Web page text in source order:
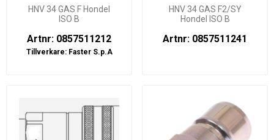
HNV 34 GAS F Hondel
ISO B
Artnr: 0857511212
Tillverkare: Faster S.p.A
HNV 34 GAS F2/SY
Hondel ISO B
Artnr: 0857511241